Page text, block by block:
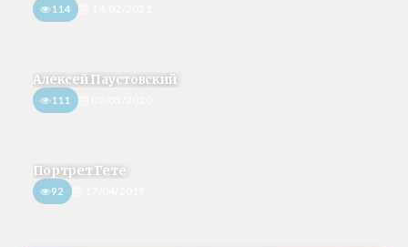
114
Алексей Паустовский
111
Портрет Гете
92